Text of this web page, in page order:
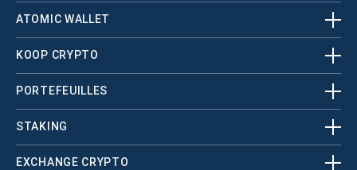
ATOMIC WALLET
KOOP CRYPTO
PORTEFEUILLES
STAKING
EXCHANGE CRYPTO